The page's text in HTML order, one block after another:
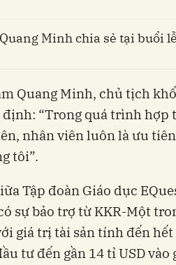
Minh chia sẻ tại buổi
Quang Minh, chủ tịch
định: “Trong quá trình hợp
nhân viên luôn là ưu
tôi”.
Tập đoàn Giáo dục
sự bảo trợ từ KKR-Một
giá trị tài sản tính đến
tư đến gần 14 tỉ USD